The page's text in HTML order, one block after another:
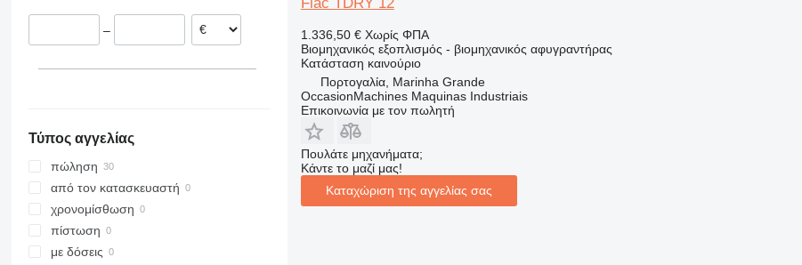
Ιταλία
Γερμανία
–
Τύπος αγγελίας
πώληση
από τον κατασκευαστή
χρονομίσθωση
πίστωση
με δόσεις
1.336,50 € Χωρίς ΦΠΑ
Βιομηχανικός εξοπλισμός - βιομηχανικός αφυγραντήρας
Κατάσταση καινούριο
Πορτογαλία, Marinha Grande
OccasionMachines Maquinas Industriais
Επικοινωνία με τον πωλητή
Πουλάτε μηχανήματα;
Κάντε το μαζί μας!
Καταχώριση της αγγελίας σας